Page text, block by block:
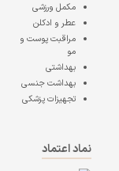
مکمل ورزشی
عطر و ادکلن
مراقبت پوست و
مو
بهداشتی
بهداشت جنسی
تجهیزات پزشکی
نماد اعتماد